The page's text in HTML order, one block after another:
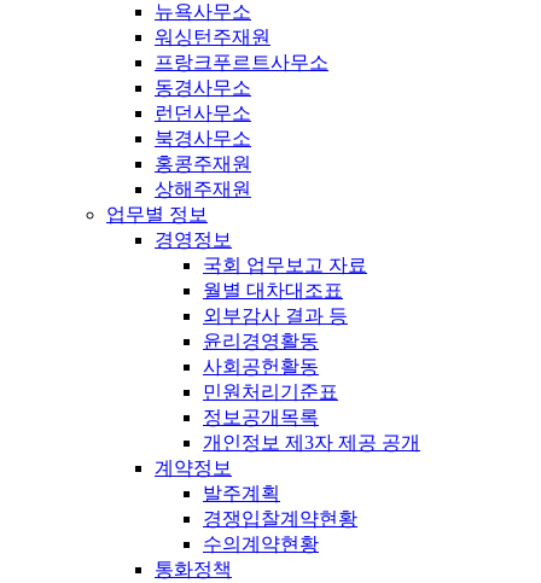
뉴욕사무소
워싱턴주재원
프랑크푸르트사무소
동경사무소
런던사무소
북경사무소
홍콩주재원
상해주재원
업무별 정보
경영정보
국회 업무보고 자료
월별 대차대조표
외부감사 결과 등
윤리경영활동
사회공헌활동
민원처리기준표
정보공개목록
개인정보 제3자 제공 공개
계약정보
발주계획
경쟁입찰계약현황
수의계약현황
통화정책